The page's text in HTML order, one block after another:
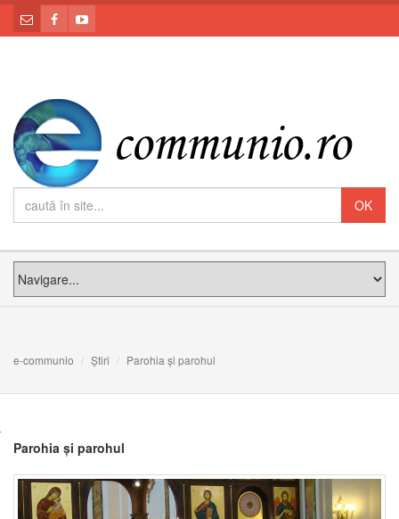
e-communio Știri Parohia și parohul
Parohia și parohul